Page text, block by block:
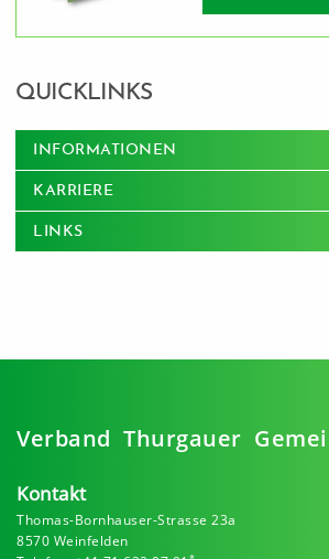
QUICKLINKS
INFORMATIONEN
KARRIERE
LINKS
Verband Thurgauer
Kontakt
Thomas-Bornhauser-Strasse 23a
8570 Weinfelden